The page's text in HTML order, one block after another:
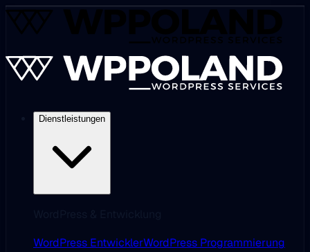
Dienstleistungen
WordPress EntwicklerWordPress Programmierung